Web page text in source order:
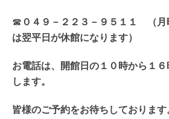
☎ ０４９－２２３－９５１１ （月
は翌平日が休館になります）
お電話は、開館日の１０時から１
します。
皆様のご予約をお待ちしております